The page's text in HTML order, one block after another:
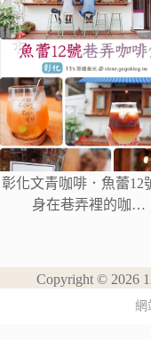
彰化文青咖啡．魚蕾12
身在巷弄裡的咖…
Copyright © 2026
網